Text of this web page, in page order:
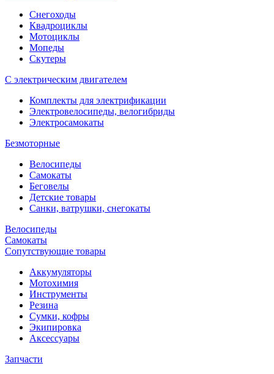
Снегоходы
Квадроциклы
Мотоциклы
Мопеды
Скутеры
С электрическим двигателем
Комплекты для электрификации
Электровелосипеды, велогибриды
Электросамокаты
Безмоторные
Велосипеды
Самокаты
Беговелы
Детские товары
Санки, ватрушки, снегокаты
Велосипеды
Самокаты
Сопутствующие товары
Аккумуляторы
Мотохимия
Инструменты
Резина
Сумки, кофры
Экипировка
Аксессуары
Запчасти